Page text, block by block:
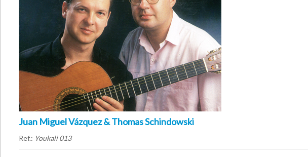
Juan Miguel Vázquez & Thomas Schindowski
Ref.: Youkali 013